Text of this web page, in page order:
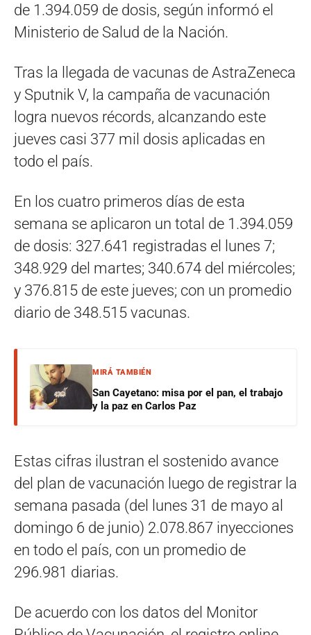
de 1.394.059 de dosis, según informó el
Ministerio de Salud de la Nación.
Tras la llegada de vacunas de AstraZeneca
y Sputnik V, la campaña de vacunación
logra nuevos récords, alcanzando este
jueves casi 377 mil dosis aplicadas en
todo el país.
En los cuatro primeros días de esta
semana se aplicaron un total de 1.394.059
de dosis: 327.641 registradas el lunes 7;
348.929 del martes; 340.674 del miércoles;
y 376.815 de este jueves; con un promedio
diario de 348.515 vacunas.
MIRÁ TAMBIÉN
San Cayetano: misa por el pan, el trabajo
y la paz en Carlos Paz
Estas cifras ilustran el sostenido avance
del plan de vacunación luego de registrar la
semana pasada (del lunes 31 de mayo al
domingo 6 de junio) 2.078.867 inyecciones
en todo el país, con un promedio de
296.981 diarias.
De acuerdo con los datos del Monitor